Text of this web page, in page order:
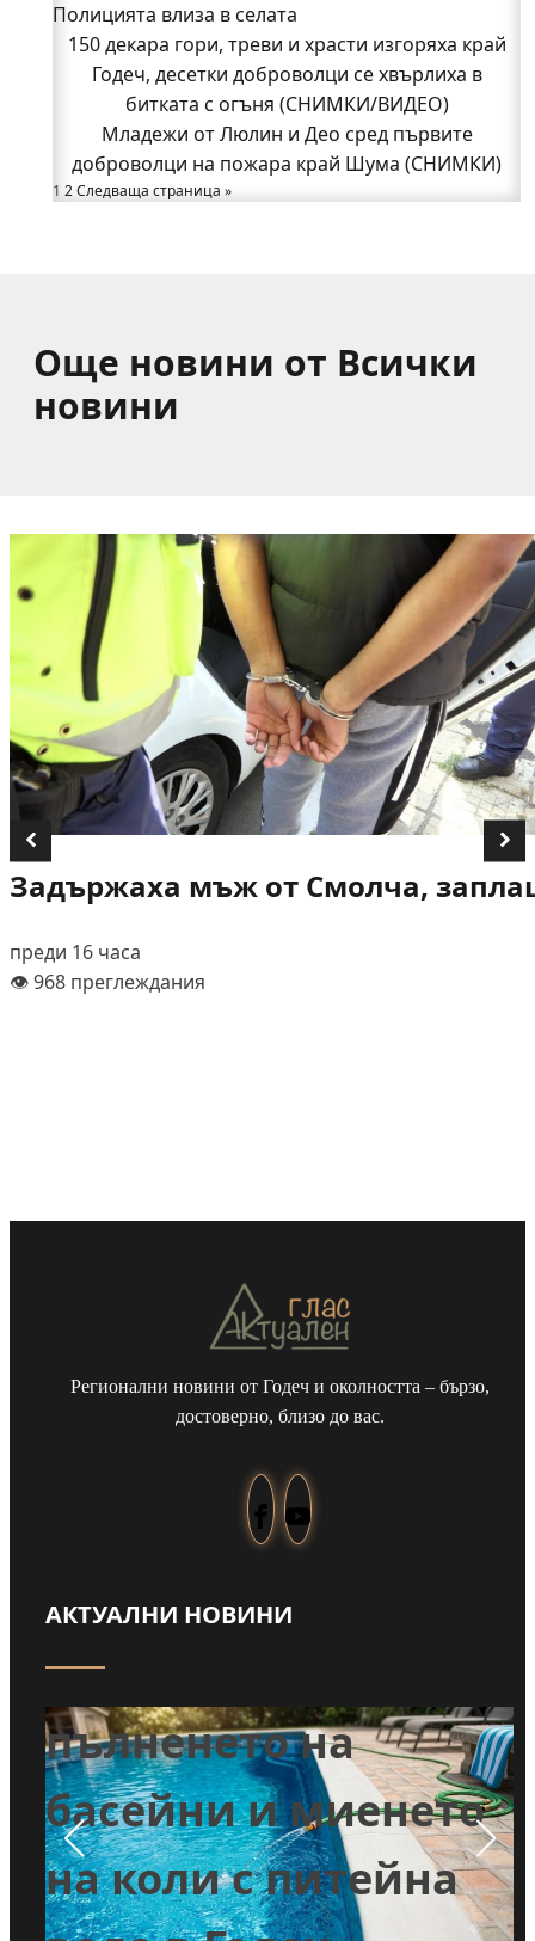
битката с огъня (СНИМКИ/ВИДЕО)
Полицията влиза в селата
Възможни са прекъсвания на тока утре в части
от община Годеч
Какво накара Яна и Станимир да изберат Годеч
пред живота в чужбина? (ВИДЕО)
Родов оброк събра поколения под старата круша
Полицията влиза в селата
150 декара гори, треви и храсти изгоряха край
Годеч, десетки доброволци се хвърлиха в
битката с огъня (СНИМКИ/ВИДЕО)
Младежи от Люлин и Део сред първите
доброволци на пожара край Шума (СНИМКИ)
1 2Следваща страница »
Още новини от Всички
новини
Задържаха мъж от Смолча,
преди 16 часа
👁️ 968 преглеждания
Регионални новини от Годеч и околността – бързо,
достоверно, близо до вас.
АКТУАЛНИ НОВИНИ
Забраниха
пълненето на
басейни и миенето
на коли с питейна